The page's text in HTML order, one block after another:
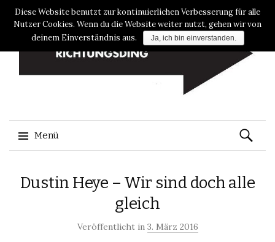
Menü
Inhalt
Suche
nach:
Dustin Heye – Wir sind doch alle
gleich
Veröffentlicht in 3. März 2016
Diese Website benutzt zur kontinuierlichen Verbesserung für alle
Nutzer Cookies. Wenn du die Website weiter nutzt, gehen wir von
deinem Einverständnis aus.
Ja, ich bin einverstanden.